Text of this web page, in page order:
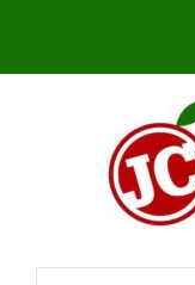
content